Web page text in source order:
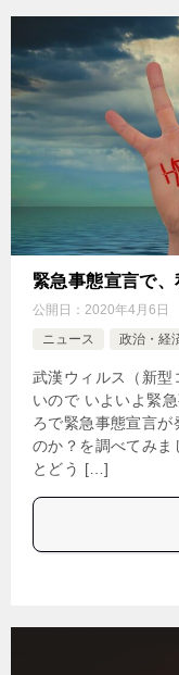
緊急事態宣言で
公開日： 2020年4月6日
ニュース
政治・経
武漢ウィルス（新型
いので いよいよ緊
ろで緊急事態宣言が
のか？を調べてみま
とどう […]